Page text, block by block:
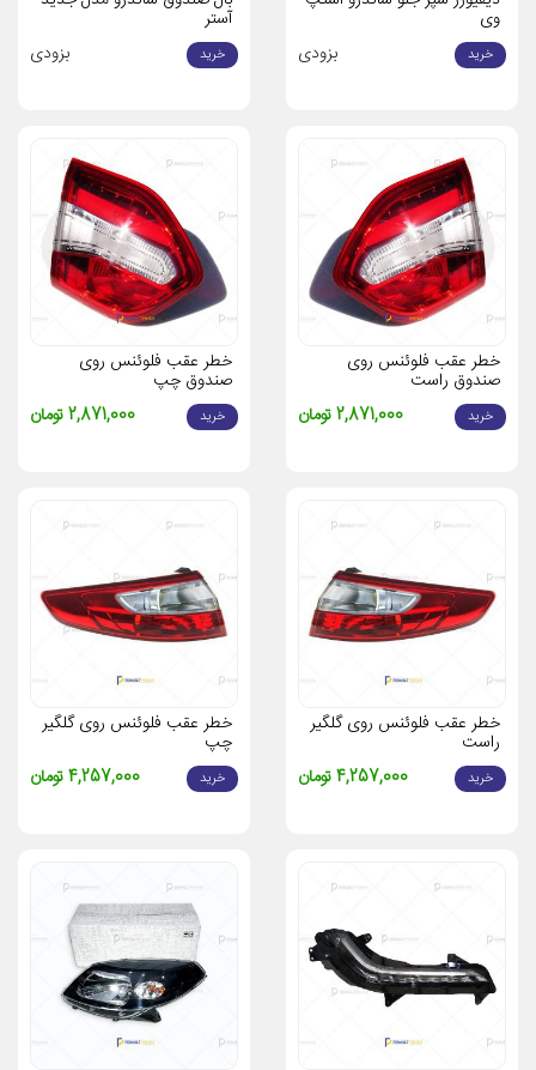
وی
خرید بزودی
آستر
خرید بزودی
خطر عقب فلوئنس روی
صندوق راست
خرید 2,871,000 تومان
خطر عقب فلوئنس روی
صندوق چپ
خرید 2,871,000 تومان
خطر عقب فلوئنس روی گلگیر
راست
خرید 4,257,000 تومان
خطر عقب فلوئنس روی گلگیر
چپ
خرید 4,257,000 تومان